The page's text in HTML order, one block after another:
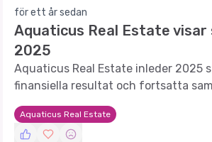
för ett år sedan
Aquaticus Real Estate visar
2025
Aquaticus Real Estate inleder 2025
finansiella resultat och fortsatta
Aquaticus Real Estate